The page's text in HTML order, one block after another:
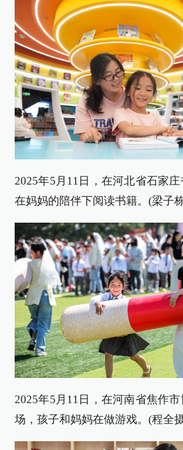
2025年5月11日，在河北省石家
在妈妈的陪伴下阅读书籍。(梁子
2025年5月11日，在河南省焦作
场，孩子和妈妈在做游戏。(程全